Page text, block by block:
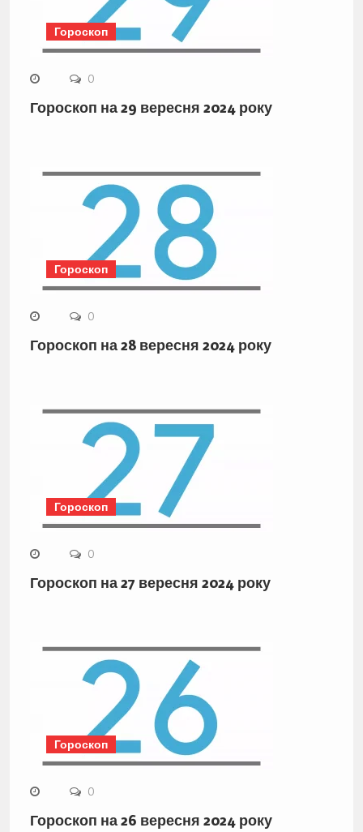
Гороскоп
0
Гороскоп на 29 вересня 2024 року
Гороскоп
0
Гороскоп на 28 вересня 2024 року
Гороскоп
0
Гороскоп на 27 вересня 2024 року
Гороскоп
0
Гороскоп на 26 вересня 2024 року